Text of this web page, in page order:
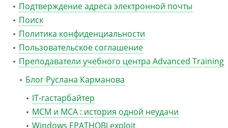
Подтверждение адреса электронной почты
Поиск
Политика конфиденциальности
Пользовательское соглашение
Преподаватели учебного центра Advanced Training
Блог Руслана Карманова
IT-гастарбайтер
MCM и MCA : история одной неудачи
Windows EPATHOBJ exploit